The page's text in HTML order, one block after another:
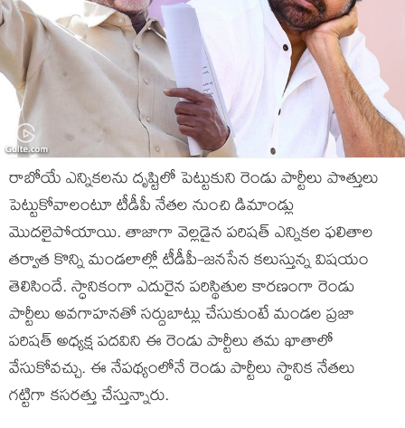
రాబోయే ఎన్నికలను దృష్టిలో పెట్టుకుని రెండు పార్టీలు పొత్తులు
పెట్టుకోవాలంటూ టీడీపీ నేతల నుంచి డిమాండ్లు
మొదలైపోయాయి. తాజాగా వెల్లడైన పరిషత్ ఎన్నికల ఫలితాల
తర్వాత కొన్ని మండలాల్లో టీడీపీ-జనసేన కలుస్తున్న విషయం
తెలిసిందే. స్ధానికంగా ఎదురైన పరిస్థితుల కారణంగా రెండు
పార్టీలు అవగాహనతో సర్దుబాట్లు చేసుకుంటే మండల ప్రజా
పరిషత్ అధ్యక్ష పదవిని ఈ రెండు పార్టీలు తమ ఖాతాలో
వేసుకోవచ్చు. ఈ నేపథ్యంలోనే రెండు పార్టీలు స్థానిక నేతలు
గట్టిగా కసరత్తు చేస్తున్నారు.